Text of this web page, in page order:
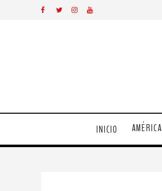
INICIO AMÉRICA